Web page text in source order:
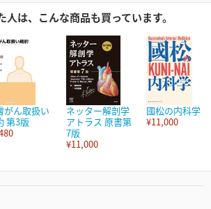
人は、こんな商品も買っています。
がん取扱い
第3版
ネッター解剖学
アトラス 原書第
7版
¥11,000
國松の内科学
¥11,000